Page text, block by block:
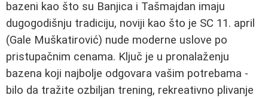
bazeni kao što su Banjica i Tašmajdan imaju
dugogodišnju tradiciju, noviji kao što je SC 11. april
(Gale Muškatirović) nude moderne uslove po
pristupačnim cenama. Ključ je u pronalaženju
bazena koji najbolje odgovara vašim potrebama -
bilo da tražite ozbiljan trening, rekreativno plivanje